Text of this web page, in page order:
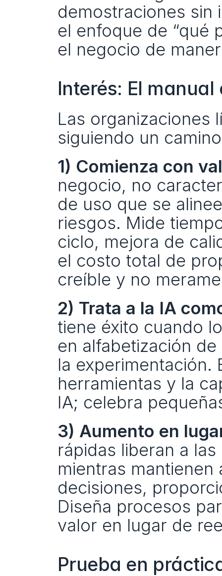
demostraciones sin
el enfoque de “qué
el negocio de
Interés: El
Las organizaciones
siguiendo un
1) Comienza con
negocio, no
de uso que se
riesgos. Mide
ciclo, mejora de
el costo total de
creíble y no
2) Trata a la IA
tiene éxito cuando
en alfabetización
la experimentación.
herramientas y la
IA; celebra
3) Aumento en
rápidas liberan a
mientras
decisiones,
Diseña procesos
valor en lugar de
Prueba en